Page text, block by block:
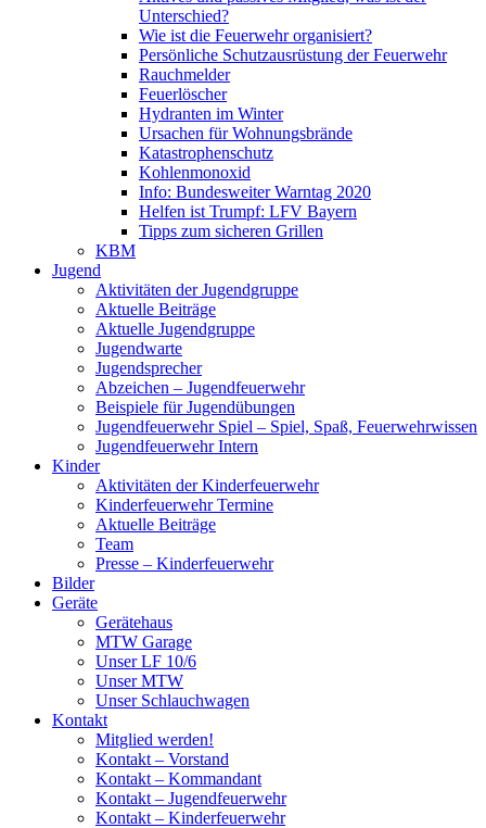
Unterschied?
Wie ist die Feuerwehr organisiert?
Persönliche Schutzausrüstung der Feuerwehr
Rauchmelder
Feuerlöscher
Hydranten im Winter
Ursachen für Wohnungsbrände
Katastrophenschutz
Kohlenmonoxid
Info: Bundesweiter Warntag 2020
Helfen ist Trumpf: LFV Bayern
Tipps zum sicheren Grillen
KBM
Jugend
Aktivitäten der Jugendgruppe
Aktuelle Beiträge
Aktuelle Jugendgruppe
Jugendwarte
Jugendsprecher
Abzeichen – Jugendfeuerwehr
Beispiele für Jugendübungen
Jugendfeuerwehr Spiel – Spiel, Spaß, Feuerwehrwissen
Jugendfeuerwehr Intern
Kinder
Aktivitäten der Kinderfeuerwehr
Kinderfeuerwehr Termine
Aktuelle Beiträge
Team
Presse – Kinderfeuerwehr
Bilder
Geräte
Gerätehaus
MTW Garage
Unser LF 10/6
Unser MTW
Unser Schlauchwagen
Kontakt
Mitglied werden!
Kontakt – Vorstand
Kontakt – Kommandant
Kontakt – Jugendfeuerwehr
Kontakt – Kinderfeuerwehr